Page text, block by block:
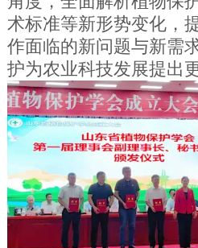
术标准等新形势变化，
作面临的新问题与新需
护为农业科技发展提出